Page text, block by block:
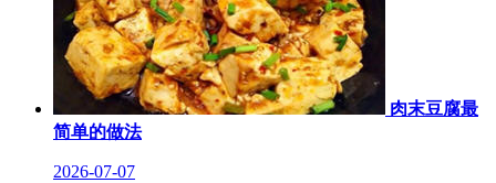
肉末豆腐最
简单的做法
2026-07-07